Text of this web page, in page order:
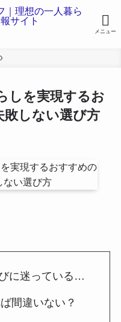
メニュー
しを実現するお
敗しない選び方
に迷っている…
間違いない？